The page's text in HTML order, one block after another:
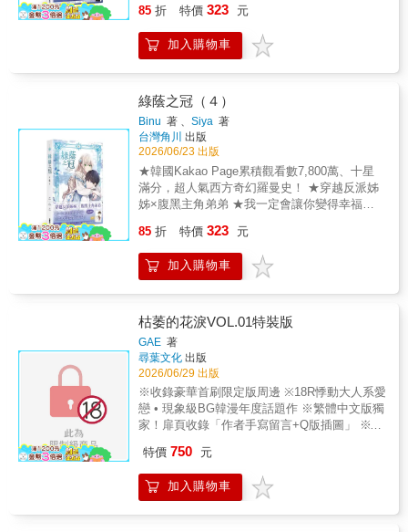
卡（※首刷售完即無贈品） 「在我當上家主之
前，姊姊不能死。」即使這裡並非自己筆下的
小說世界，蘭仍決定以掌握的先機和現代知
魔法師協會與貪婪侯爵的威逼，就連皇室也對
拉奇亞致富的資源蠢蠢欲動。皇帝惡意批准侯
爵提出的領地戰爭申請，遠在首都參加社交季
的蘭無法趕回領地，尤司塔夫能否獨立守護拉
奇亞？© Siya&Sarkk&Eunhye
kim&binu/DAON STUDIOTaiwan edition
published by arrangement with DAON STUDIO
through RIVERSE Inc.Taiwan translation ©
KADOKAWA TAIWAN CORPORATION
85 折 特價 323 元
加入購物車
綠蔭之冠（４）
Binu 著 、Siya 著
台灣角川 出版
2026/06/23 出版
★韓國Kakao Page累積觀看數7,800萬、十星
滿分，超人氣西方奇幻羅曼史！ ★穿越反派姊
姊×腹黑主角弟弟 ★我一定會讓你變得幸福，
卡（※首刷售完即無贈品） 「姊姊真的只把我
當成弟弟看待嗎？」冰之水晶與魔法道具讓拉
奇亞名利雙收，最貧窮的公爵家搖身一變成為
終結悲劇，使他成為尤司堅強的後盾，沒料到
皇太子的瘋狂迷戀成了變數。皇太子步步緊
逼，甚至拉攏尤司背叛蘭。為了守護姊姊，尤
司申請與皇太子決鬥。這場押上性命的豪賭，
拉奇亞能贏嗎？© Siya&Sarkk&Eunhye
kim&binu/DAON STUDIOTaiwan edition
published by arrangement with DAON STUDIO
through RIVERSE Inc.Taiwan translation ©
KADOKAWA TAIWAN CORPORATION
85 折 特價 323 元
加入購物車
枯萎的花淚VOL.01特裝版
GAE 著
尋葉文化 出版
2026/06/29 出版
※收錄豪華首刷限定版周邊 ※18R悸動大人系愛
戀 • 現象級BG韓漫年度話題作 ※繁體中文版獨
家！扉頁收錄「作者手寫留言+Q版插圖」 ※特
2、角色塔羅卡*4 3、電影票根 4、雙人場景壓
克力立牌 5、四格人生相紙 6、小卡*6 7、壓克
力透卡 當愛凋零，是否還能再度綻放？背叛讓
特價 750 元
加入購物車